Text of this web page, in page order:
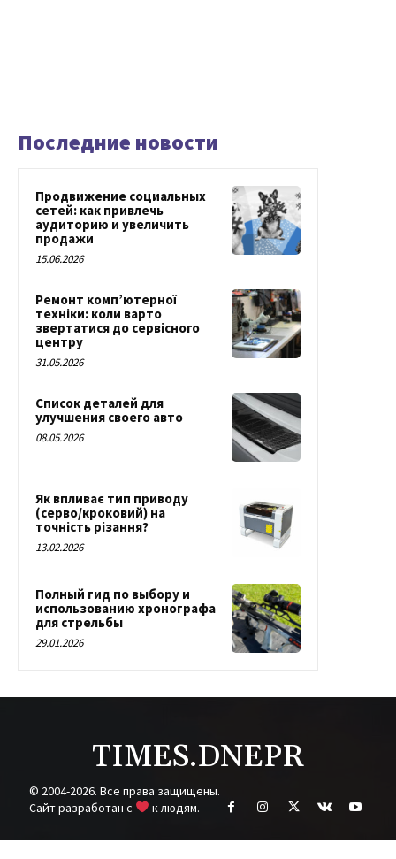
Последние новости
Продвижение социальных
сетей: как привлечь
аудиторию и увеличить
продажи
15.06.2026
Ремонт комп’ютерної
техніки: коли варто
звертатися до сервісного
центру
31.05.2026
Список деталей для
улучшения своего авто
08.05.2026
Як впливає тип приводу
(серво/кроковий) на
точність різання?
13.02.2026
Полный гид по выбору и
использованию хронографа
для стрельбы
29.01.2026
TIMES.DNEPR
© 2004-2026. Все права защищены.
Cайт разработан с
к людям.